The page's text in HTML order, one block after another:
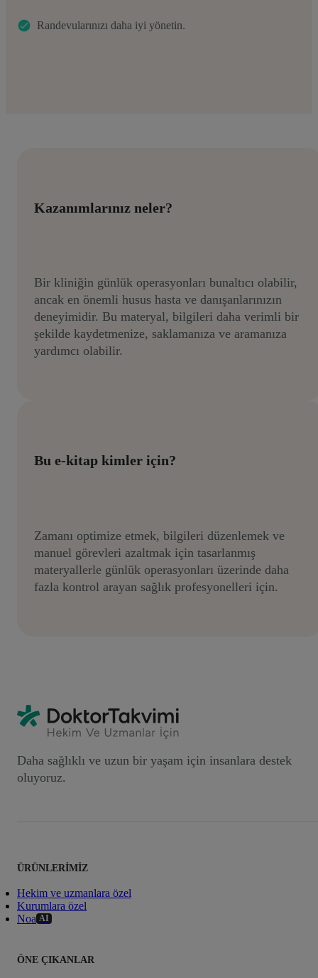
Randevularınızı daha iyi yönetin.
Kazanımlarınız neler?
Bir kliniğin günlük operasyonları bunaltıcı olabilir,
ancak en önemli husus hasta ve danışanlarınızın
deneyimidir. Bu materyal, bilgileri daha verimli bir
şekilde kaydetmenize, saklamanıza ve aramanıza
yardımcı olabilir.
Bu e-kitap kimler için?
Zamanı optimize etmek, bilgileri düzenlemek ve
manuel görevleri azaltmak için tasarlanmış
materyallerle günlük operasyonları üzerinde daha
fazla kontrol arayan sağlık profesyonelleri için.
Daha sağlıklı ve uzun bir yaşam için insanlara destek
oluyoruz.
ÜRÜNLERIMIZ
Hekim ve uzmanlara özel
Kurumlara özel
Noa AI
ÖNE ÇIKANLAR